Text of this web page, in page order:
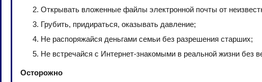
Открывать вложенные файлы электронной почты от
Грубить, придираться, оказывать давление;
Не распоряжайся деньгами семьи без разрешения старших;
Не встречайся с Интернет-знакомыми в реальной жизни без
Осторожно